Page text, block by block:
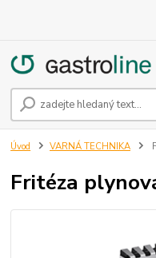
Úvod VARNÁ TECHNIKA
Fritéza